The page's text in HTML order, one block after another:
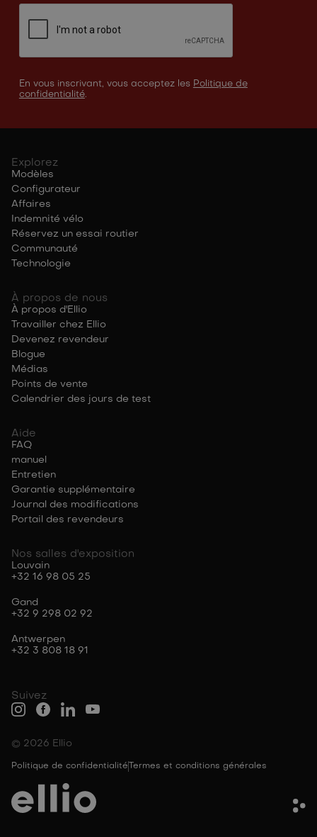
En vous inscrivant, vous acceptez les Politique de
confidentialité.
Suivez
Explorez
Modèles
Configurateur
Affaires
Indemnité vélo
Réservez un essai routier
Communauté
Technologie
À propos de nous
À propos d'Ellio
Travailler chez Ellio
Devenez revendeur
Blogue
Médias
Points de vente
Calendrier des jours de test
Aide
FAQ
manuel
Entretien
Garantie supplémentaire
Journal des modifications
Portail des revendeurs
Nos salles d'exposition
Louvain
+32 16 98 05 25
Gand
+32 9 298 02 92
Antwerpen
+32 3 808 18 91
Politique de confidentialité Termes et conditions générales
© 2026 Ellio